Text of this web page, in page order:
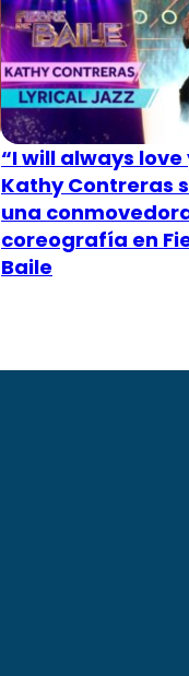
“I will always love
Kathy Contreras
una
coreografía en
Baile